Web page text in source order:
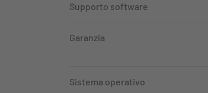
Supporto software
Garanzia
Sistema operativo